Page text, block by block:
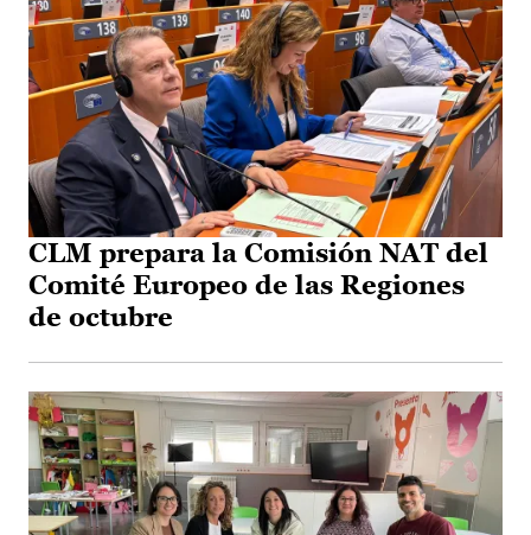
CLM prepara la Comisión NAT del
Comité Europeo de las Regiones
de octubre